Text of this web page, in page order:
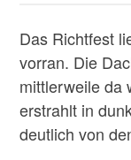
Das Richtfest
vorran. Die
mittlerweile da
erstrahlt in
deutlich von